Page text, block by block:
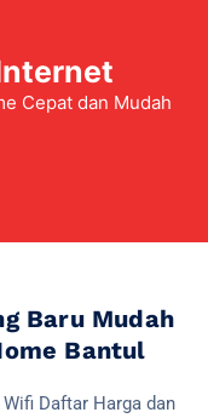
Cepat dan Mudah
Baru Mudah
Bantul
Daftar Harga dan